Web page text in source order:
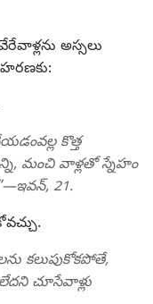
అస్సలు
కొత్త
మంచి వాళ్లతో స్నేహం
21.
కలుపుకోకపోతే,
చూసేవాళ్లు